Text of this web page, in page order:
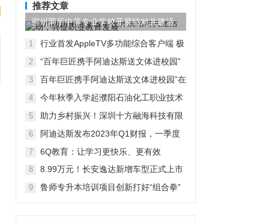
推荐文章
宿州两所中等专业学校开展结对共建活
动，共促职业教育发展
1
行业首发AppleTV多功能综合客户端 极
2
“百年巨匠携手阿迪达斯送文体进校园”
3
百年巨匠携手阿迪达斯送文体进校园”在
4
今年秋季入学起濮阳石油化工职业技术
石化“中原铁军”打造
5
助力乡村振兴！深圳十方融海科技有限
6
阿迪达斯发布2023年Q1财报，一季度
7 6Q教育：让学习更快乐、更有效
8
8.99万元！长安逸达新增车型正式上市
9
鲁师专升本培训项目创新打好“组合拳”